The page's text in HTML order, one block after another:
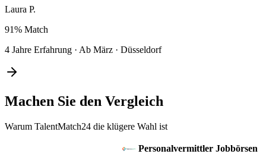
Laura P.
91% Match
4 Jahre Erfahrung · Ab März · Düsseldorf
Machen Sie den Vergleich
Warum TalentMatch24 die klügere Wahl ist
Personalvermittler Jobbörsen